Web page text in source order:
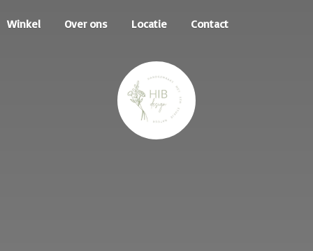
Winkel Over ons Locatie Contact